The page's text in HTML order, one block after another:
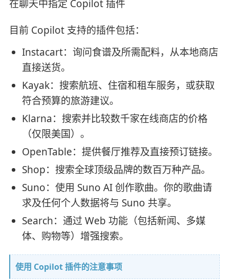
在聊天中指定 Copilot 插件
目前 Copilot 支持的插件包括：
Instacart：询问食谱及所需配料，从本地商店
直接送货。
Kayak：搜索航班、住宿和租车服务，或获取
符合预算的旅游建议。
Klarna：搜索并比较数千家在线商店的价格
（仅限美国）。
OpenTable：提供餐厅推荐及直接预订链接。
Shop：搜索全球顶级品牌的数百万种产品。
Suno：使用 Suno AI 创作歌曲。你的歌曲请
求及任何个人数据将与 Suno 共享。
Search：通过 Web 功能（包括新闻、多媒
体、购物等）增强搜索。
使用 Copilot 插件的注意事项